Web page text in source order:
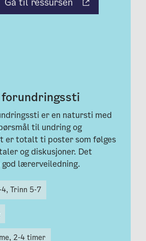
er en natursti med
til undring og
er totalt ti poster som følges
og diskusjoner. Det
god lærerveiledning.
Trinn 5-7
2-4 timer